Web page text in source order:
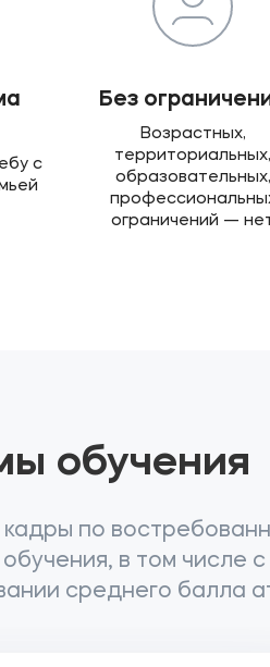
с
Без
Возрастных,
территориальных,
образовательных,
ограничений —
обучения
по
в том числе
среднего балла